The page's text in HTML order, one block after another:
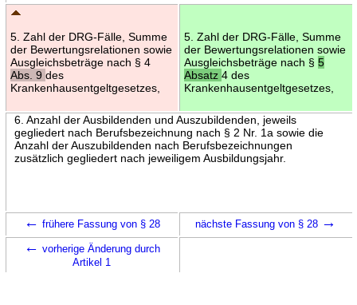
5. Zahl der DRG-Fälle, Summe
der Bewertungsrelationen sowie
Ausgleichsbeträge nach § 4
Abs. 9 des
Krankenhausentgeltgesetzes,
5. Zahl der DRG-Fälle, Summe
der Bewertungsrelationen sowie
Ausgleichsbeträge nach § 5
Absatz 4 des
Krankenhausentgeltgesetzes,
6. Anzahl der Ausbildenden und Auszubildenden, jeweils
gegliedert nach Berufsbezeichnung nach § 2 Nr. 1a sowie die
Anzahl der Auszubildenden nach Berufsbezeichnungen
zusätzlich gegliedert nach jeweiligem Ausbildungsjahr.
← frühere Fassung von § 28 nächste Fassung von § 28 →
← vorherige Änderung durch
Artikel 1